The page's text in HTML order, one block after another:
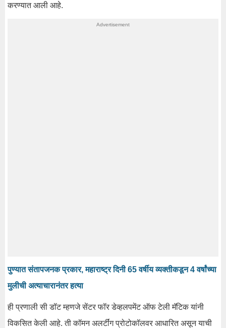
करण्यात आली आहे.
पुण्यात संतापजनक प्रकार, महाराष्ट्र दिनी 65 वर्षीय व्यक्तीकडून 4 वर्षांच्या
मुलीची अत्याचारानंतर हत्या
ही प्रणाली सी डॉट म्हणजे सेंटर फॉर डेव्हलपमेंट ऑफ टेली मॅटिक यांनी
विकसित केली आहे. ती कॉमन अलर्टींग प्रोटोकॉलवर आधारित असून याची